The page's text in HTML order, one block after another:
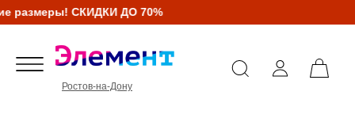
размеры! СКИДКИ ДО 70%
Ростов-на-Дону